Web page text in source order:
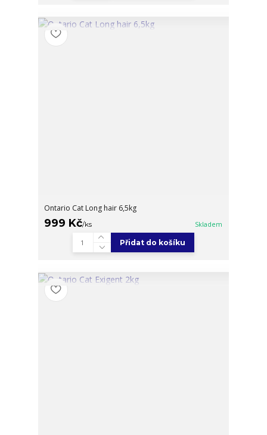
Ontario Cat Long hair 6,5kg
999 Kč/ks Skladem
Přidat do košíku